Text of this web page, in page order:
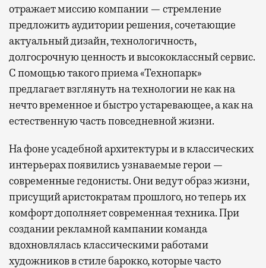
отражает миссию компании — стремление
предложить аудитории решения, сочетающие
актуальный дизайн, технологичность,
долгосрочную ценность и высококлассный сервис.
С помощью такого приема «Технопарк»
предлагает взглянуть на технологии не как на
нечто временное и быстро устаревающее, а как на
естественную часть повседневной жизни.
На фоне усадебной архитектуры и в классических
интерьерах появились узнаваемые герои —
современные гедонисты. Они ведут образ жизни,
присущий аристократам прошлого, но теперь их
комфорт дополняет современная техника. При
создании рекламной кампании команда
вдохновлялась классическими работами
художников в стиле барокко, которые часто